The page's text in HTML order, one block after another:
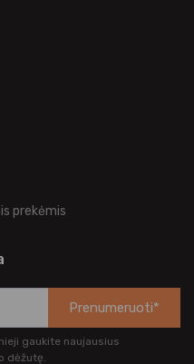
prekėmis
Prenumeruoti*
gaukite naujausius
dėžutę.